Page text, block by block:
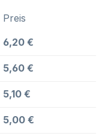
Preis
6,20 €
5,60 €
5,10 €
5,00 €